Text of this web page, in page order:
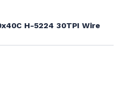
H-5224 30TPI Wire